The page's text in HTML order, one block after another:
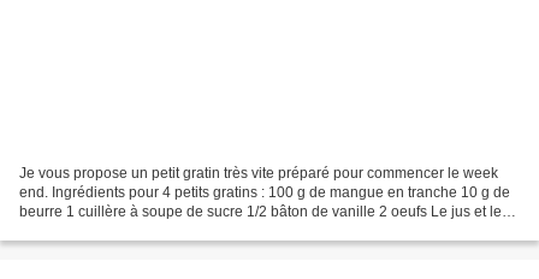
Je vous propose un petit gratin très vite préparé pour commencer le week
end. Ingrédients pour 4 petits gratins : 100 g de mangue en tranche 10 g de
beurre 1 cuillère à soupe de sucre 1/2 bâton de vanille 2 oeufs Le jus et le